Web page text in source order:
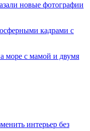
новые фотографии
кадрами с
море с мамой и двумя
интерьер без